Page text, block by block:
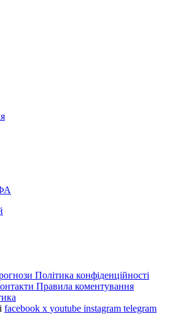
Політика конфіденційності
Правила коментування
facebook x youtube instagram telegram